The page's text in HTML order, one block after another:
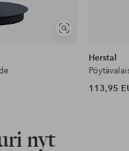
Näytä
Herstal
113,95
nyt